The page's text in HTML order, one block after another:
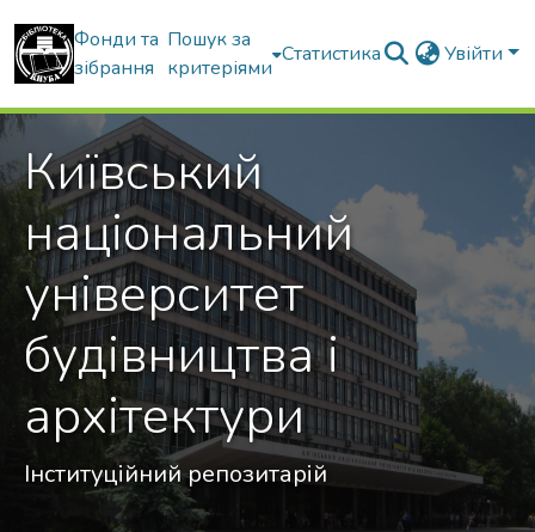
Фонди та
зібрання
Пошук за
критеріями
Статистика Увійти
Київський
національний
університет
будівництва і
архітектури
Інституційний репозитарій